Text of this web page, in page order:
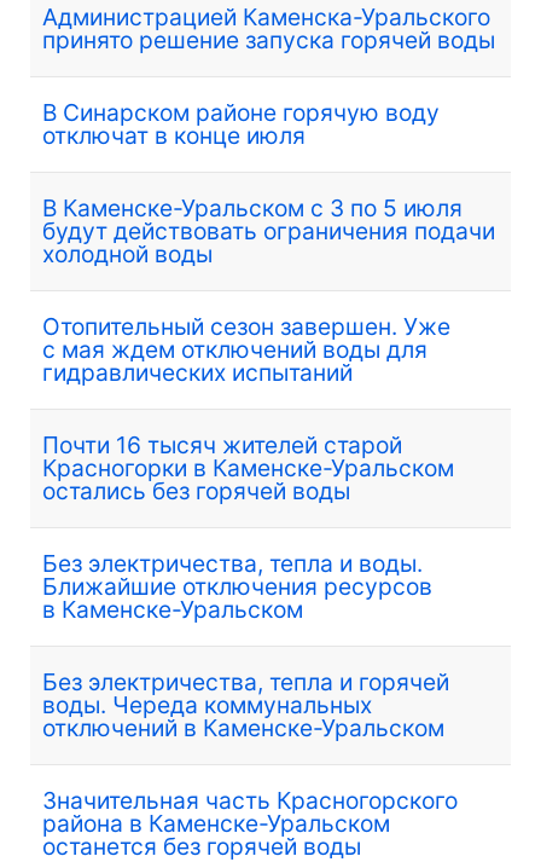
Администрацией Каменска-Уральского
принято решение запуска горячей воды
В Синарском районе горячую воду
отключат в конце июля
В Каменске-Уральском с 3 по 5 июля
будут действовать ограничения подачи
холодной воды
Отопительный сезон завершен. Уже
с мая ждем отключений воды для
гидравлических испытаний
Почти 16 тысяч жителей старой
Красногорки в Каменске-Уральском
остались без горячей воды
Без электричества, тепла и воды.
Ближайшие отключения ресурсов
в Каменске-Уральском
Без электричества, тепла и горячей
воды. Череда коммунальных
отключений в Каменске-Уральском
Значительная часть Красногорского
района в Каменске-Уральском
останется без горячей воды